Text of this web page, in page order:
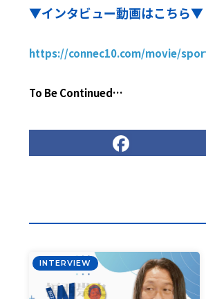
▼インタビュー動画はこちら▼
https://connec10.com/movie/
To Be Continued…
INTERVIEW